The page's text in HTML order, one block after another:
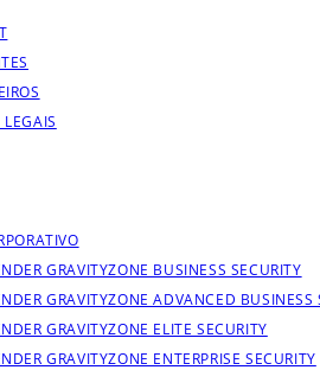
GRAVITYZONE BUSINESS SECURITY
GRAVITYZONE ADVANCED BUSINESS
GRAVITYZONE ELITE SECURITY
GRAVITYZONE ENTERPRISE SECURITY